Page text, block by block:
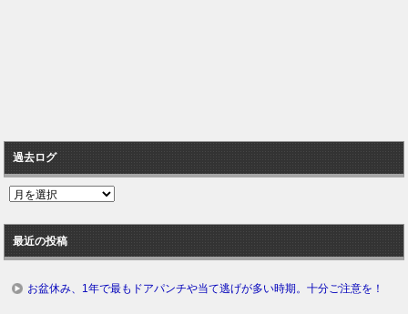
過去ログ
過
ロ
グ
最近の投稿
お盆休み、1年で最もドアパンチや当て逃げが多い時期。十分ご注意を！